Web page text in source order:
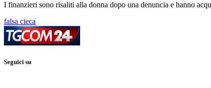
I finanzieri sono risaliti alla donna dopo una denuncia e hanno
falsa cieca
Seguici su